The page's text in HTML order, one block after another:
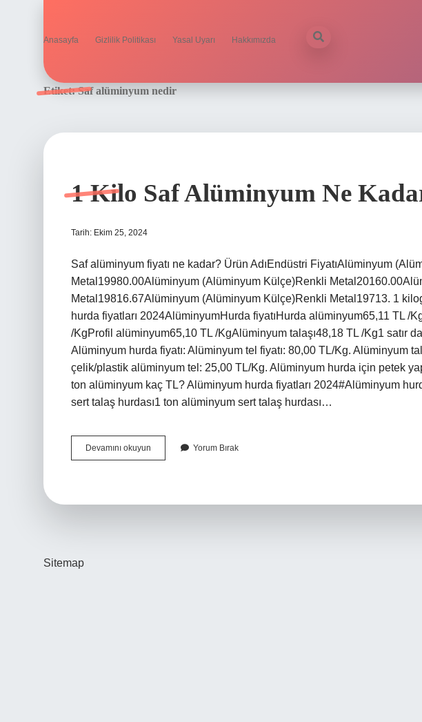
Anasayfa Gizlilik Politikası Yasal Uyarı Hakkımızda
Etiket:Saf alüminyum nedir
1 Kilo Saf Alüminyum Ne
Tarih: Ekim 25, 2024
Saf alüminyum fiyatı ne kadar? Ürün AdıEndüstri FiyatıAlüminyum
Metal19980.00Alüminyum (Alüminyum Külçe)Renkli
Metal19816.67Alüminyum (Alüminyum Külçe)Renkli Metal19713. 1
hurda fiyatları 2024AlüminyumHurda fiyatıHurda alüminyum65,11 TL /
/KgProfil alüminyum65,10 TL /KgAlüminyum talaşı48,18 TL /Kg1 satır
Alüminyum hurda fiyatı: Alüminyum tel fiyatı: 80,00 TL/Kg. Alüminyum
çelik/plastik alüminyum tel: 25,00 TL/Kg. Alüminyum hurda için petek
ton alüminyum kaç TL? Alüminyum hurda fiyatları 2024#Alüminyum
sert talaş hurdası1 ton alüminyum sert talaş hurdası…
Devamını okuyun
Kilo
Yorum Bırak
Sitemap